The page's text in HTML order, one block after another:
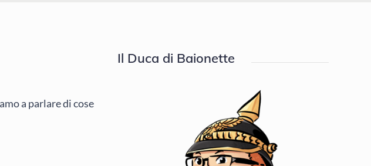
a parlare di cose
Il Duca di Baionette